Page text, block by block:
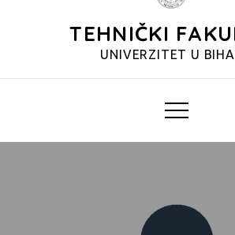
TEHNIČKI
UNIVERZITET U